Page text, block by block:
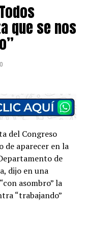
que se nos
del Congreso
de aparecer en la
de
dijo en una
asombro” la
“trabajando”